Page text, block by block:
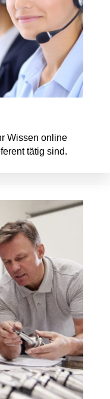
Wissen online
tätig sind.